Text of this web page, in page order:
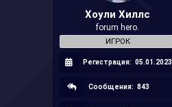
Хоули Хиллс
forum hero.
ИГРОК
Регистрация: 05.01.2023
Сообщения: 843